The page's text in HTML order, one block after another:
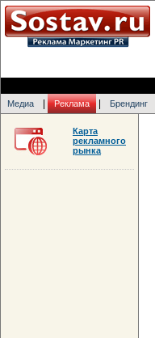
Медиа Реклама Брендинг
Карта
рекламного
рынка